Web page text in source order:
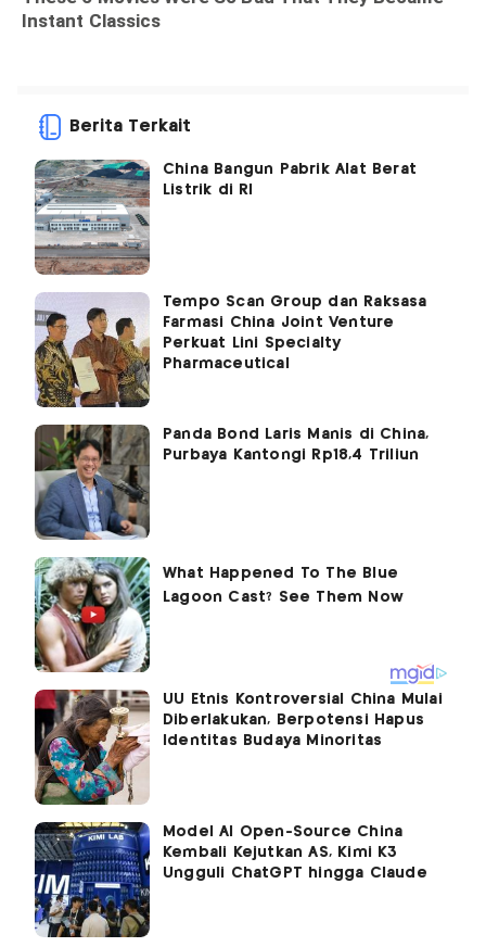
Berita Terkait
China Bangun Pabrik Alat Berat
Listrik di RI
Tempo Scan Group dan Raksasa
Farmasi China Joint Venture
Perkuat Lini Specialty
Pharmaceutical
Panda Bond Laris Manis di China,
Purbaya Kantongi Rp18,4 Triliun
UU Etnis Kontroversial China Mulai
Diberlakukan, Berpotensi Hapus
Identitas Budaya Minoritas
Model AI Open-Source China
Kembali Kejutkan AS, Kimi K3
Ungguli ChatGPT hingga Claude